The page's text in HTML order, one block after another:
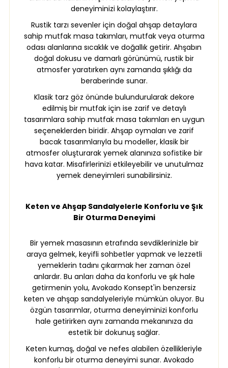
deneyiminizi kolaylaştırır.
Rustik tarzı sevenler için doğal ahşap detaylara
sahip mutfak masa takımları, mutfak veya oturma
odası alanlarına sıcaklık ve doğallık getirir. Ahşabın
doğal dokusu ve damarlı görünümü, rustik bir
atmosfer yaratırken aynı zamanda şıklığı da
beraberinde sunar.
Klasik tarz göz önünde bulundurularak dekore
edilmiş bir mutfak için ise zarif ve detaylı
tasarımlara sahip mutfak masa takımları en uygun
seçeneklerden biridir. Ahşap oymaları ve zarif
bacak tasarımlarıyla bu modeller, klasik bir
atmosfer oluşturarak yemek alanınıza sofistike bir
hava katar. Misafirlerinizi etkileyebilir ve unutulmaz
yemek deneyimleri sunabilirsiniz.
Keten ve Ahşap Sandalyelerle Konforlu ve Şık
Bir Oturma Deneyimi
Bir yemek masasının etrafında sevdiklerinizle bir
araya gelmek, keyifli sohbetler yapmak ve lezzetli
yemeklerin tadını çıkarmak her zaman özel
anlardır. Bu anları daha da konforlu ve şık hale
getirmenin yolu, Avokado Konsept'in benzersiz
keten ve ahşap sandalyeleriyle mümkün oluyor. Bu
özgün tasarımlar, oturma deneyiminizi konforlu
hale getirirken aynı zamanda mekanınıza da
estetik bir dokunuş sağlar.
Keten kumaş, doğal ve nefes alabilen özellikleriyle
konforlu bir oturma deneyimi sunar. Avokado